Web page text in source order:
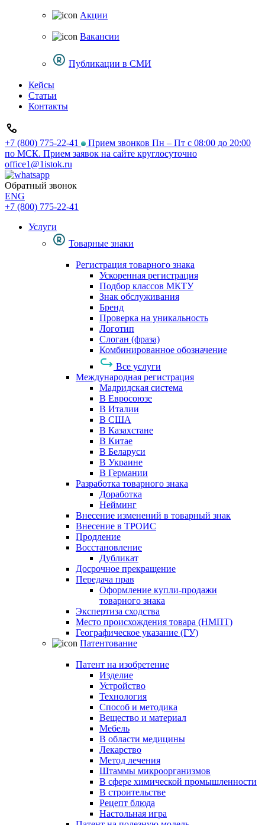
Акции
Вакансии
Публикации в СМИ
Кейсы
Статьи
Контакты
+7 (800) 775-22-41
Прием звонков Пн – Пт с 08:00 до 20:00
по МСК. Прием заявок на сайте круглосуточно
office1@1istok.ru
Обратный звонок
ENG
+7 (800) 775-22-41
Услуги
Товарные знаки
Регистрация товарного знака
Ускоренная регистрация
Подбор классов МКТУ
Знак обслуживания
Бренд
Проверка на уникальность
Логотип
Слоган (фраза)
Комбинированное обозначение
Все услуги
Международная регистрация
Мадридская система
В Евросоюзе
В Италии
В США
В Казахстане
В Китае
В Беларуси
В Украине
В Германии
Разработка товарного знака
Доработка
Нейминг
Внесение изменений в товарный знак
Внесение в ТРОИС
Продление
Восстановление
Дубликат
Досрочное прекращение
Передача прав
Оформление купли-продажи
товарного знака
Экспертиза сходства
Место происхождения товара (НМПТ)
Географическое указание (ГУ)
Патентование
Патент на изобретение
Изделие
Устройство
Технология
Способ и методика
Вещество и материал
Мебель
В области медицины
Лекарство
Метод лечения
Штаммы микроорганизмов
В сфере химической промышленности
В строительстве
Рецепт блюда
Настольная игра